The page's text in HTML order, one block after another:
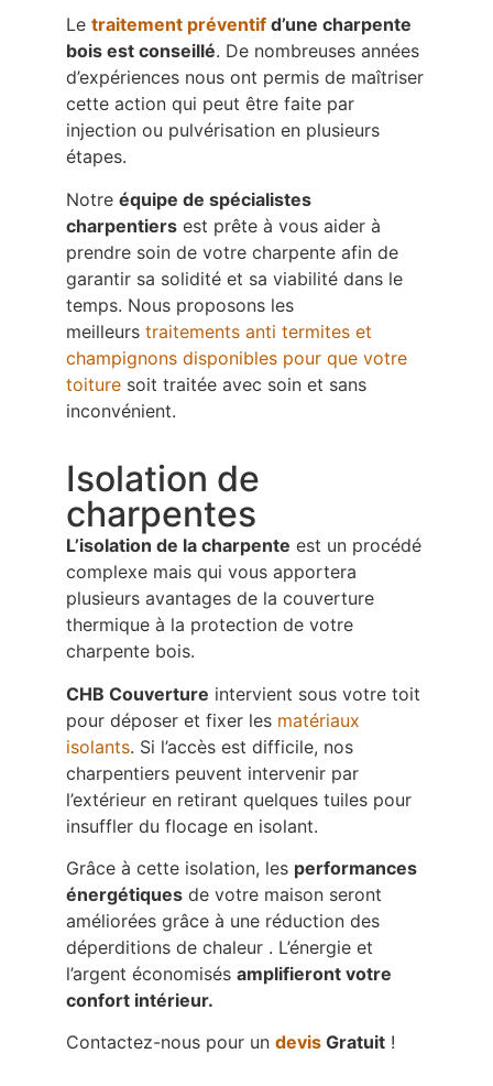
Le traitement préventif d’une charpente
bois est conseillé. De nombreuses années
d’expériences nous ont permis de maîtriser
cette action qui peut être faite par
injection ou pulvérisation en plusieurs
étapes.
Notre équipe de spécialistes
charpentiers est prête à vous aider à
prendre soin de votre charpente afin de
garantir sa solidité et sa viabilité dans le
temps. Nous proposons les
meilleurs traitements anti termites et
champignons disponibles pour que votre
toiture soit traitée avec soin et sans
inconvénient.
Isolation de
charpentes
L’isolation de la charpente est un procédé
complexe mais qui vous apportera
plusieurs avantages de la couverture
thermique à la protection de votre
charpente bois.
CHB Couverture intervient sous votre toit
pour déposer et fixer les matériaux
isolants. Si l’accès est difficile, nos
charpentiers peuvent intervenir par
l’extérieur en retirant quelques tuiles pour
insuffler du flocage en isolant.
Grâce à cette isolation, les performances
énergétiques de votre maison seront
améliorées grâce à une réduction des
déperditions de chaleur . L’énergie et
l’argent économisés amplifieront votre
confort intérieur.
Contactez-nous pour un devis Gratuit !